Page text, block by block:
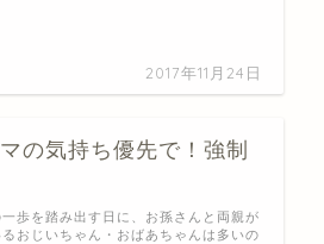
2017年11月24日
の気持ち優先で！強制
歩を踏み出す日に、お孫さんと両親が
おじいちゃん・おばあちゃんは多いの